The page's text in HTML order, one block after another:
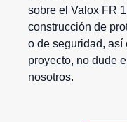
sobre el Valox FR
construcción de
o de seguridad, así
proyecto, no dude
nosotros.